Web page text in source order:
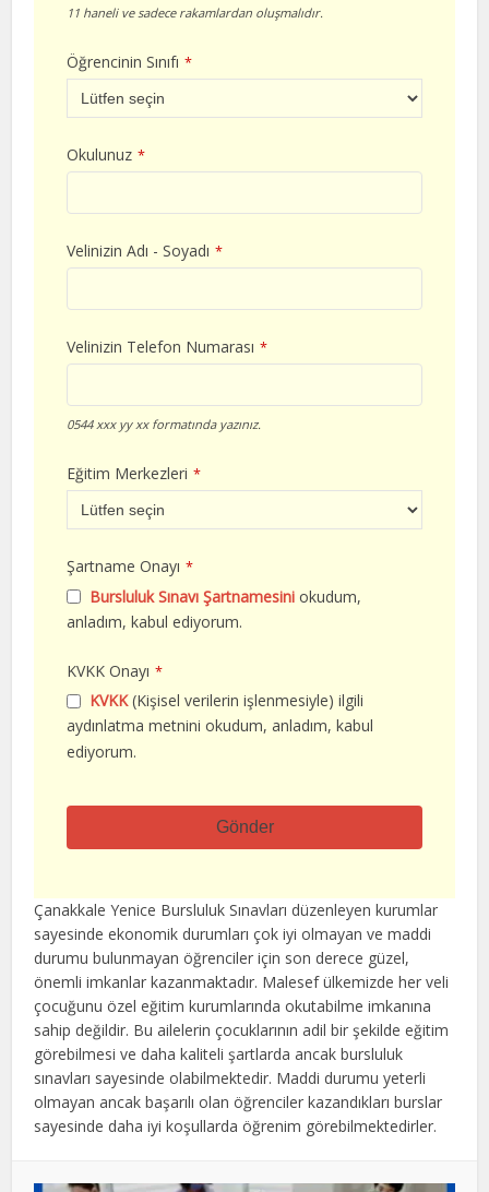
11 haneli ve sadece rakamlardan oluşmalıdır.
Öğrencinin Sınıfı *
Okulunuz *
Velinizin Adı - Soyadı *
Velinizin Telefon Numarası *
0544 xxx yy xx formatında yazınız.
Eğitim Merkezleri *
Şartname Onayı *
Bursluluk Sınavı Şartnamesini okudum,
anladım, kabul ediyorum.
KVKK Onayı *
KVKK(Kişisel verilerin işlenmesiyle) ilgili
aydınlatma metnini okudum, anladım, kabul
ediyorum.
Gönder
alan
boş
bırakılmalıdır
Çanakkale Yenice Bursluluk Sınavları düzenleyen kurumlar
sayesinde ekonomik durumları çok iyi olmayan ve maddi
durumu bulunmayan öğrenciler için son derece güzel,
önemli imkanlar kazanmaktadır. Malesef ülkemizde her veli
çocuğunu özel eğitim kurumlarında okutabilme imkanına
sahip değildir. Bu ailelerin çocuklarının adil bir şekilde eğitim
görebilmesi ve daha kaliteli şartlarda ancak bursluluk
sınavları sayesinde olabilmektedir. Maddi durumu yeterli
olmayan ancak başarılı olan öğrenciler kazandıkları burslar
sayesinde daha iyi koşullarda öğrenim görebilmektedirler.